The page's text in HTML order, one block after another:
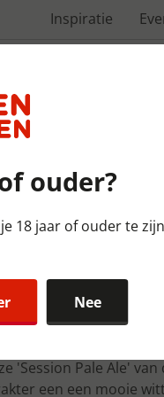
Inspiratie
12x33
'Session Pale Ale'
een een mooie
ouder?
18 jaar of ouder te
Nee